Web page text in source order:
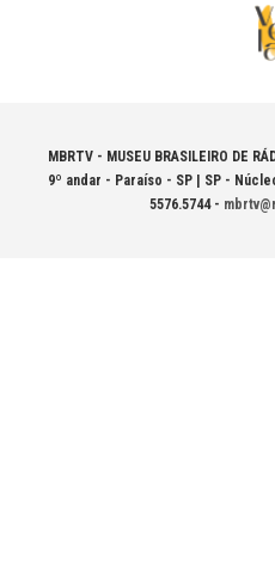
MBRTV - MUSEU BRASILEIRO DE
9º andar - Paraíso - SP | SP -
5576.5744 -